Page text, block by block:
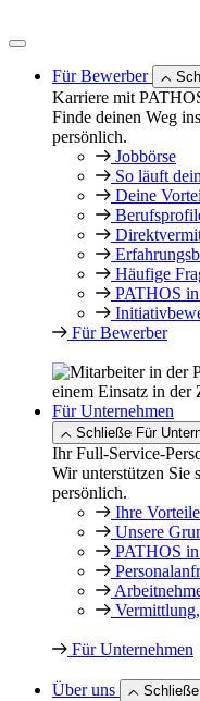
Inhalt
Für Bewerber
Karriere mit
Finde deinen Weg
persönlich.
Jobbörse
So läuft
Deine
Häufige
PATHOS
Für Bewerber
Für Unternehmen
Schließe Für
Ihr Full-Service-
Wir unterstützen Sie
persönlich.
Ihre
Unsere
PATHOS
Für Unternehmen
Über uns